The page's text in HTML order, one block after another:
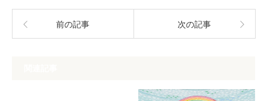
前の記事 次の記事